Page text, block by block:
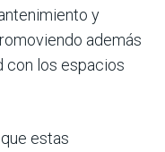
y
además
con los espacios
estas